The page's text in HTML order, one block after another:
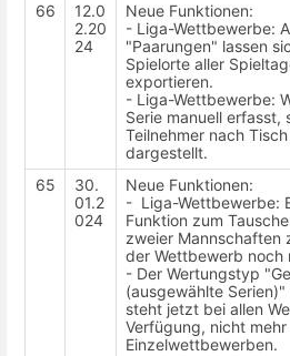
66
12.0
2.20
24
Neue Funktionen:
- Liga-Wettbewerbe:
"Paarungen" lassen
Spielorte aller
exportieren.
- Liga-Wettbewerbe:
Serie manuell erfasst,
Teilnehmer nach
dargestellt.
65
30.
01.2
024
Neue Funktionen:
- Liga-Wettbewerbe:
Funktion zum
zweier Mannschaften
der Wettbewerb
- Der Wertungstyp
(ausgewählte
steht jetzt bei allen
Verfügung, nicht
Einzelwettbewerben.